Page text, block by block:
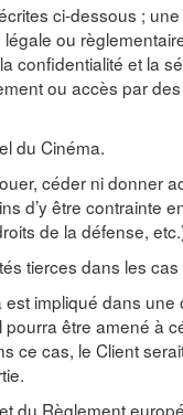
ci-dessous ;
ou
confidentialité et la
ou accès par
du Cinéma.
céder ni donner
d’y être contrainte
de la défense,
tierces dans les cas
impliqué dans une
être amené à
ce cas, le Client
du Règlement